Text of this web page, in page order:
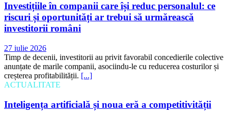
Investițiile în companii care își reduc personalul: ce
riscuri și oportunități ar trebui să urmărească
investitorii români
27 iulie 2026
Timp de decenii, investitorii au privit favorabil concedierile colective
anunțate de marile companii, asociindu-le cu reducerea costurilor și
creșterea profitabilității. [...]
ACTUALITATE
Inteligența artificială și noua eră a competitivității